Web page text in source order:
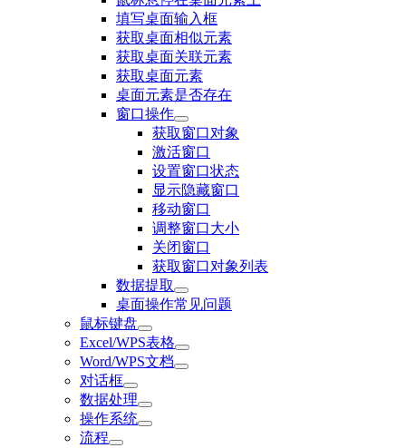
填写桌面输入框
获取桌面相似元素
获取桌面关联元素
获取桌面元素
桌面元素是否存在
窗口操作
获取窗口对象
激活窗口
设置窗口状态
显示隐藏窗口
移动窗口
调整窗口大小
关闭窗口
获取窗口对象列表
数据提取
桌面操作常见问题
鼠标键盘
Excel/WPS表格
Word/WPS文档
对话框
数据处理
操作系统
流程